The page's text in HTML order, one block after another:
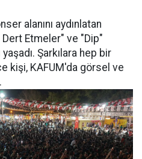
alanını aydınlatan
Etmeler" ve "Dip"
Şarkılara hep bir
kişi, KAFUM'da görsel ve